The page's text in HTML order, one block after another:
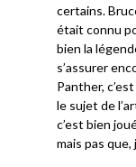
certains.
était connu
bien la
s’assurer
Panther,
le sujet de
c’est bien
mais pas que,